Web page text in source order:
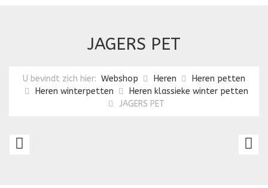
JAGERS PET
U bevindt zich hier: Webshop Heren
Heren petten
Heren winterpetten
Heren klassieke winter petten
JAGERS PET